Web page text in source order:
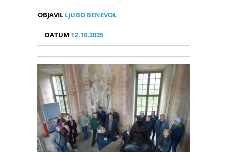
OBJAVIL LJUBO BENEVOL
DATUM 12.10.2025